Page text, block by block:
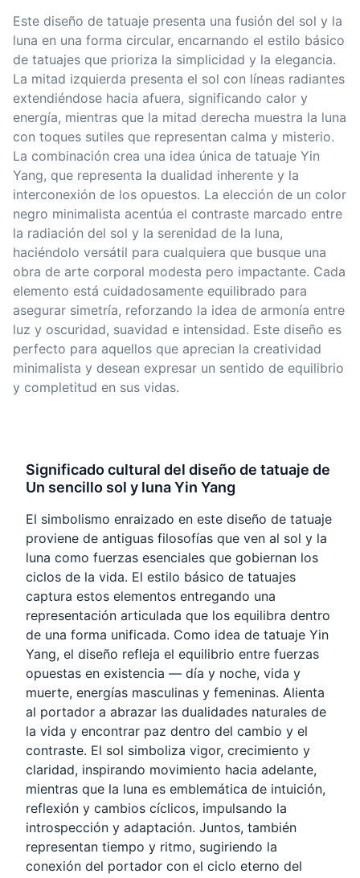
Este diseño de tatuaje presenta una fusión del sol y la
luna en una forma circular, encarnando el estilo básico
de tatuajes que prioriza la simplicidad y la elegancia.
La mitad izquierda presenta el sol con líneas radiantes
extendiéndose hacia afuera, significando calor y
energía, mientras que la mitad derecha muestra la luna
con toques sutiles que representan calma y misterio.
La combinación crea una idea única de tatuaje Yin
Yang, que representa la dualidad inherente y la
interconexión de los opuestos. La elección de un color
negro minimalista acentúa el contraste marcado entre
la radiación del sol y la serenidad de la luna,
haciéndolo versátil para cualquiera que busque una
obra de arte corporal modesta pero impactante. Cada
elemento está cuidadosamente equilibrado para
asegurar simetría, reforzando la idea de armonía entre
luz y oscuridad, suavidad e intensidad. Este diseño es
perfecto para aquellos que aprecian la creatividad
minimalista y desean expresar un sentido de equilibrio
y completitud en sus vidas.
Significado cultural del diseño de tatuaje de
Un sencillo sol y luna Yin Yang
El simbolismo enraizado en este diseño de tatuaje
proviene de antiguas filosofías que ven al sol y la
luna como fuerzas esenciales que gobiernan los
ciclos de la vida. El estilo básico de tatuajes
captura estos elementos entregando una
representación articulada que los equilibra dentro
de una forma unificada. Como idea de tatuaje Yin
Yang, el diseño refleja el equilibrio entre fuerzas
opuestas en existencia — día y noche, vida y
muerte, energías masculinas y femeninas. Alienta
al portador a abrazar las dualidades naturales de
la vida y encontrar paz dentro del cambio y el
contraste. El sol simboliza vigor, crecimiento y
claridad, inspirando movimiento hacia adelante,
mientras que la luna es emblemática de intuición,
reflexión y cambios cíclicos, impulsando la
introspección y adaptación. Juntos, también
representan tiempo y ritmo, sugiriendo la
conexión del portador con el ciclo eterno del